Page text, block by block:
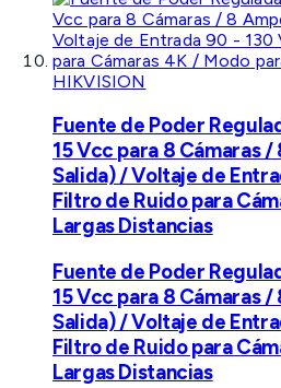
HIKVISION
Fuente de Poder
15 Vcc para 8 Cámaras
Salida) / Voltaje de
Filtro de Ruido para
Largas Distancias
Fuente de Poder
15 Vcc para 8 Cámaras
Salida) / Voltaje de
Filtro de Ruido para
Largas Distancias